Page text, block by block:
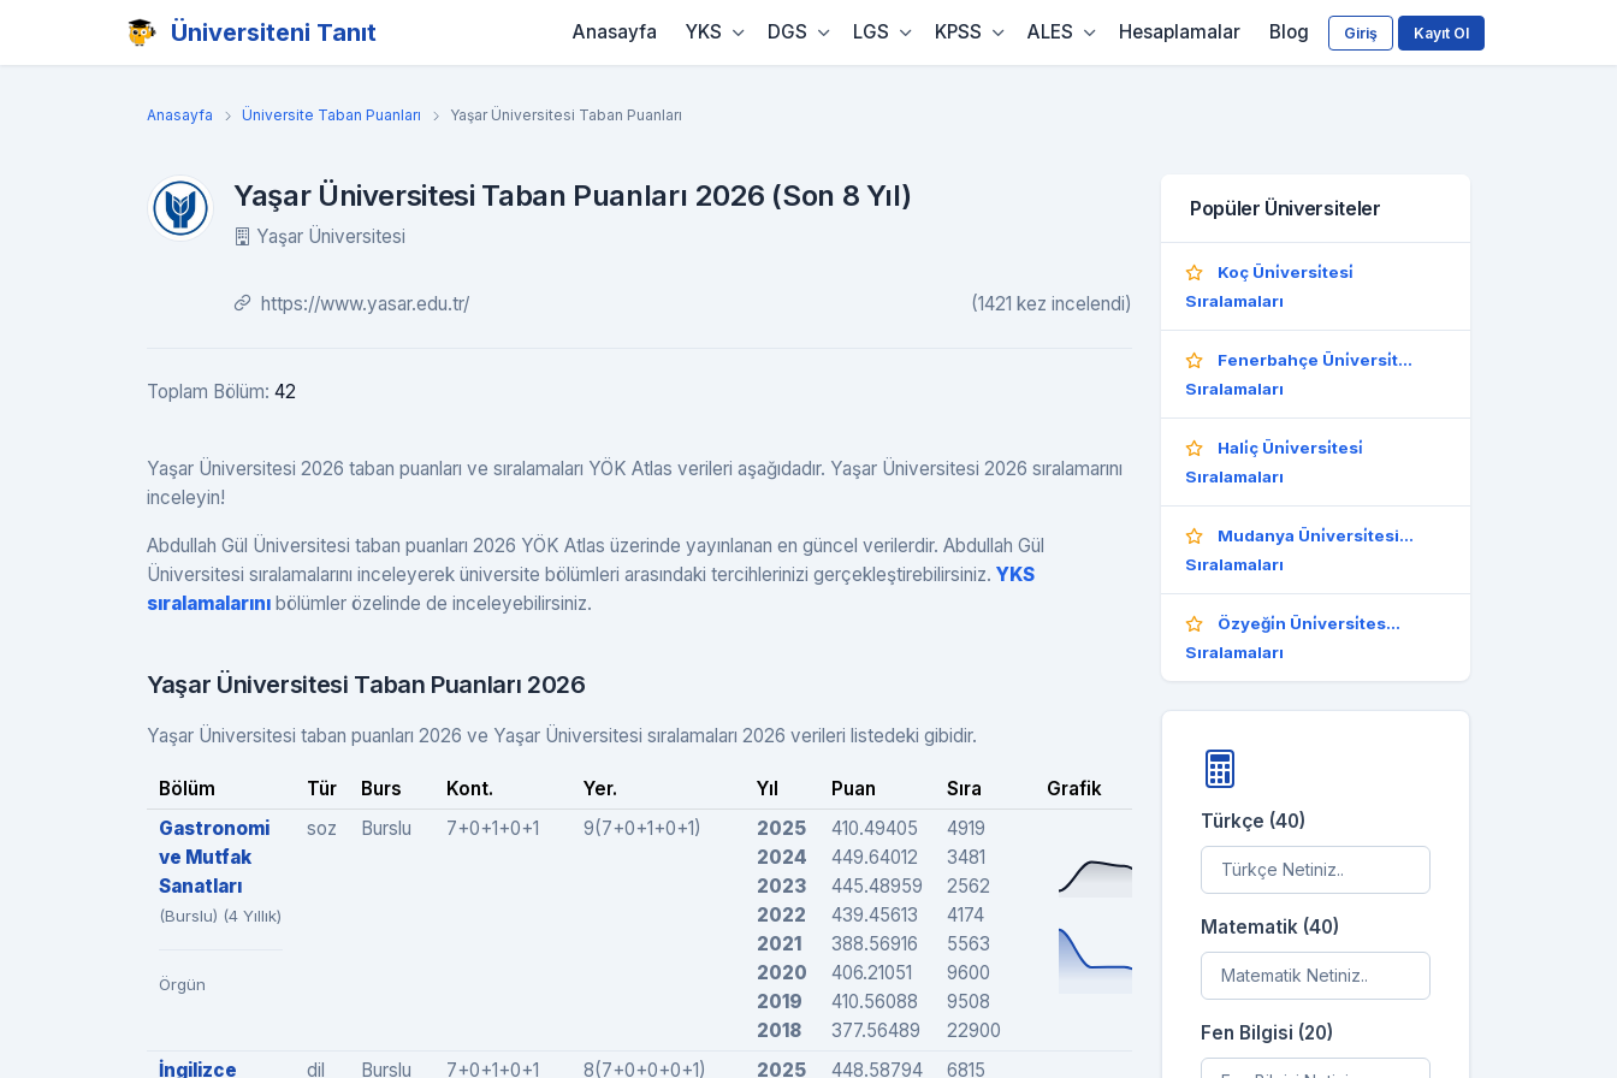
Üniversiteni Tanıt Giriş Kayıt Ol
Anasayfa YKS DGS LGS KPSS ALES Hesaplamalar Blog
Anasayfa Üniversite Taban Puanları Yaşar Üniversitesi Taban Puanları
Yaşar Üniversitesi Taban Puanları 2026 (Son 8 Yıl)
Yaşar Üniversitesi
https://www.yasar.edu.tr/ (1421 kez incelendi)
Toplam Bölüm: 42
Yaşar Üniversitesi 2026 taban puanları ve sıralamaları YÖK Atlas verileri aşağıdadır. Yaşar Üniversitesi 2026 sıralamarını
inceleyin!
Abdullah Gül Üniversitesi taban puanları 2026 YÖK Atlas üzerinde yayınlanan en güncel verilerdir. Abdullah Gül
Üniversitesi sıralamalarını inceleyerek üniversite bölümleri arasındaki tercihlerinizi gerçekleştirebilirsiniz. YKS
sıralamalarını bölümler özelinde de inceleyebilirsiniz.
Yaşar Üniversitesi Taban Puanları 2026
Yaşar Üniversitesi taban puanları 2026 ve Yaşar Üniversitesi sıralamaları 2026 verileri listedeki gibidir.
Bölüm Tür Burs Kont. Yer. Yıl Puan Sıra
Grafik
Gastronomi
ve Mutfak
Sanatları
(Burslu) (4 Yıllık)
Örgün
soz Burslu 7+0+1+0+1 9(7+0+1+0+1)
2025
2024
2023
2022
2021
2020
2019
2018
410.49405
449.64012
445.48959
439.45613
388.56916
406.21051
410.56088
377.56489
4919
3481
2562
4174
5563
9600
9508
22900
İngilizce
dil Burslu 7+0+1+0+1 8(7+0+0+0+1) 2025 448.58794 6815
Popüler Üniversiteler
Koç Üni̇versi̇tesi̇
Sıralamaları
Fenerbahçe Üni̇versi̇t...
Sıralamaları
Hali̇ç Üni̇versi̇tesi̇
Sıralamaları
Mudanya Üni̇versi̇tesi...
Sıralamaları
Özyeği̇n Üni̇versi̇tes...
Sıralamaları
Türkçe (40)
Matematik (40)
Fen Bilgisi (20)